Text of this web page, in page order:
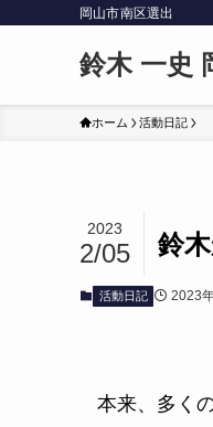
岡山市南区選出
鈴木 一史
ホーム 活動日記
鈴
2023
2/05
活動日記 2023
本来、多く